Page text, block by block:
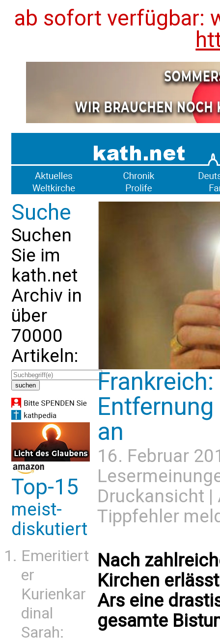
ab sofort verfügbar:
Suche
Suchen
Sie im
kath.net
Archiv in
über
70000
Artikeln:
Top-15
meist-
diskutiert
Emeritiert
er
Kurienkar
dinal
Sarah:
an
16. Februar
Druckansicht |
Tippfehler
Nach
Kirchen
Ars eine
gesamte